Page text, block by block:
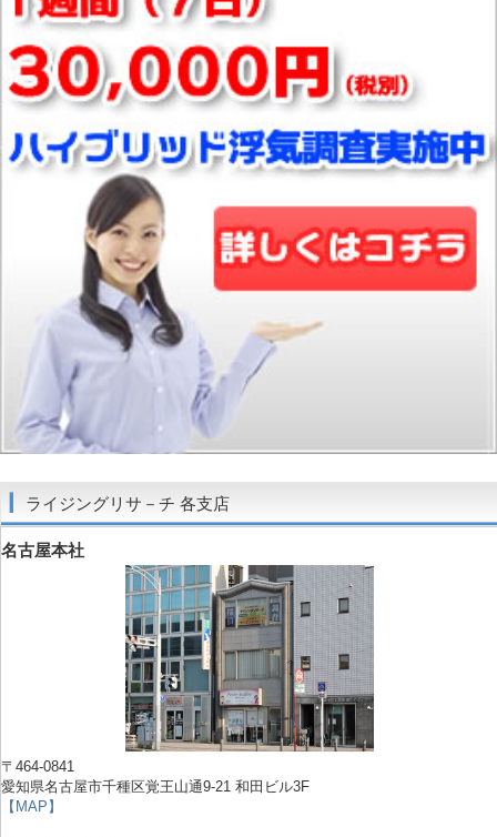
ライジングリサ－チ 各支店
名古屋本社
〒464-0841
愛知県名古屋市千種区覚王山通9-21 和田ビル3F
【MAP】